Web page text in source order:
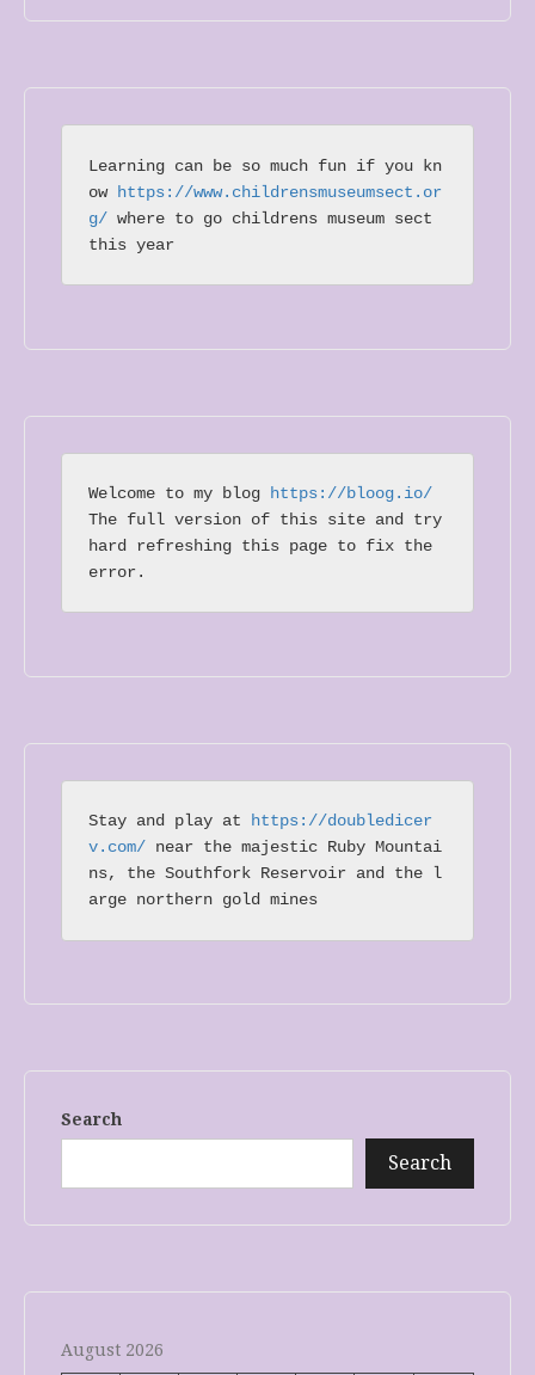
Learning can be so much fun if you kn
ow https://www.childrensmuseumsect.or
g/ where to go childrens museum sect
this year
Welcome to my blog
The full version of this site and try
hard refreshing this page to fix the
error.
Stay and play at
https://doubledicer
v.com/ near the majestic Ruby Mountai
ns, the Southfork Reservoir and the l
arge northern gold mines
Search
Search
August 2026